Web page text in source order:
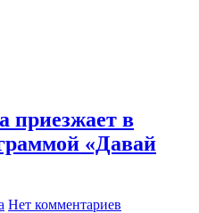
приезжает в
«Давай
Нет комментариев